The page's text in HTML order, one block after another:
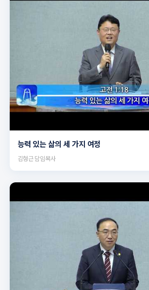
▶
능력 있는 삶의 세 가지 여정
김형근 담임목사